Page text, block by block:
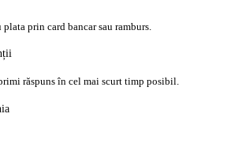
prin card bancar sau ramburs.
răspuns în cel mai scurt timp posibil.